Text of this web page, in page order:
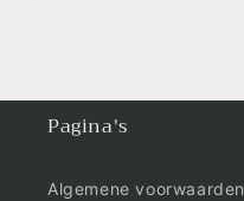
Pagina's
Algemene voorwaarden